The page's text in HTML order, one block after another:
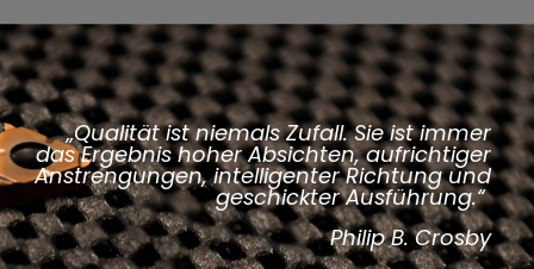
„Qualität ist niemals Zufall. Sie ist immer
das Ergebnis hoher Absichten, aufrichtiger
Anstrengungen, intelligenter Richtung und
geschickter Ausführung.“
Philip B. Crosby